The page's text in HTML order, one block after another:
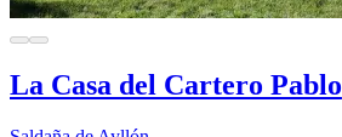
La Casa del Cartero Pablo